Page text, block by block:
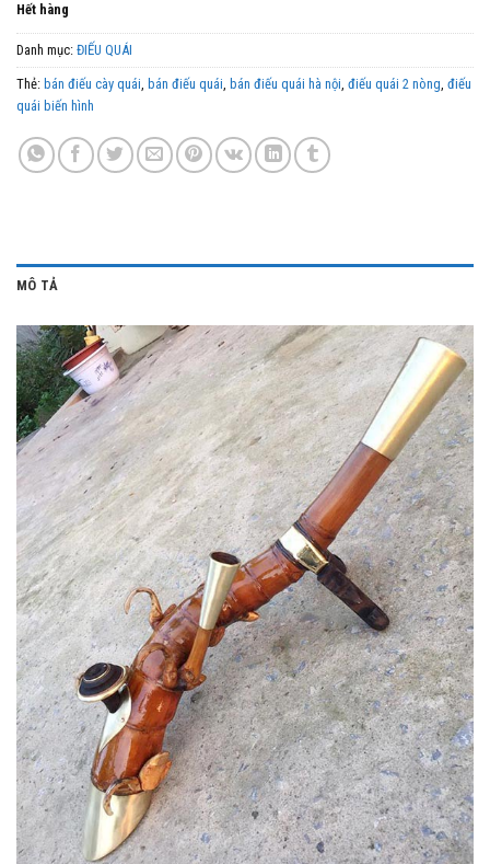
là:
tại
3,200,000 ₫.
Hết hàng
Danh mục: ĐIẾU QUÁI
Thẻ: bán điếu cày quái bán điếu quái bán điếu quái hà nội điếu quái 2 nòng điếu
quái biến hình
MÔ TẢ